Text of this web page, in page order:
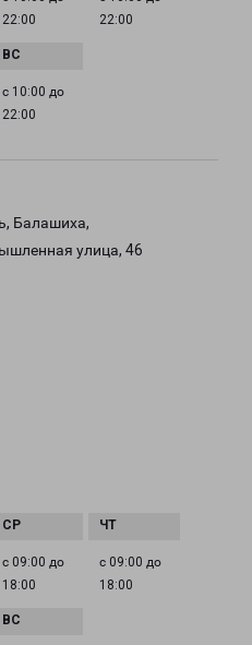
22:00
22:00
с 10:00 до
22:00
Балашиха,
улица, 46
с 09:00 до
18:00
с 09:00 до
18:00